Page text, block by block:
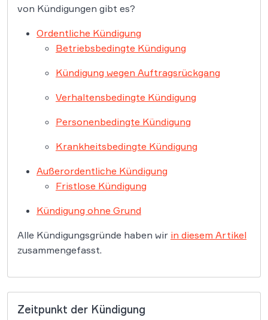
von Kündigungen gibt es?
Ordentliche Kündigung
Betriebsbedingte Kündigung
Kündigung wegen Auftragsrückgang
Verhaltensbedingte Kündigung
Personenbedingte Kündigung
Krankheitsbedingte Kündigung
Außerordentliche Kündigung
Fristlose Kündigung
Kündigung ohne Grund
Alle Kündigungsgründe haben wir in diesem Artikel
zusammengefasst.
Zeitpunkt der Kündigung